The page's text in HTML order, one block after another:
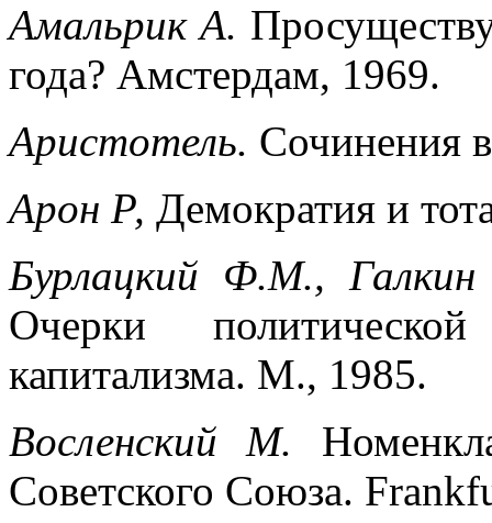
Амальрик А.
года? Амстердам, 1969.
Аристотель. Сочинения
Арон Р, Демократия и
Бурлацкий Ф.М.,
Очерки
капитализма. М., 1985.
Восленский М.
Советского Союза.